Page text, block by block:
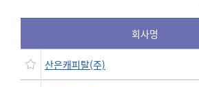
회사명
산은캐피탈(주)